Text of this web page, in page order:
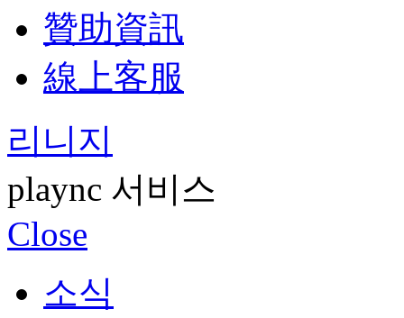
贊助資訊
線上客服
리니지
plaync 서비스
Close
소식